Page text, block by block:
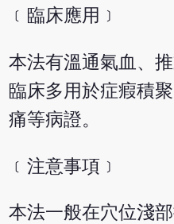
﹝臨床應用﹞
本法有溫通氣血、
臨床多用於症瘕積
痛等病證。
﹝注意事項﹞
本法一般在穴位淺